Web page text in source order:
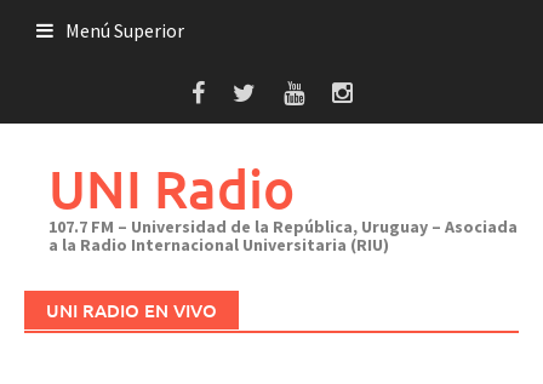
Menú Superior
UNI Radio
107.7 FM – Universidad de la República, Uruguay – Asociada
a la Radio Internacional Universitaria (RIU)
UNI RADIO EN VIVO